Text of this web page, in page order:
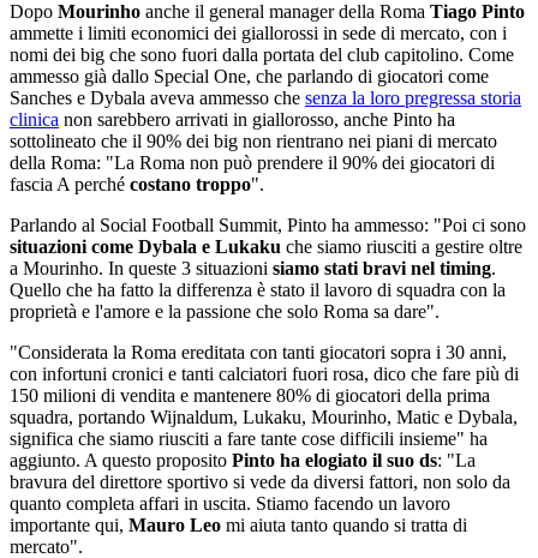
Dopo Mourinho anche il general manager della Roma Tiago Pinto
ammette i limiti economici dei giallorossi in sede di mercato, con i
nomi dei big che sono fuori dalla portata del club capitolino. Come
ammesso già dallo Special One, che parlando di giocatori come
Sanches e Dybala aveva ammesso che senza la loro pregressa storia
clinica non sarebbero arrivati in giallorosso, anche Pinto ha
sottolineato che il 90% dei big non rientrano nei piani di mercato
della Roma: "La Roma non può prendere il 90% dei giocatori di
fascia A perché costano troppo".
Parlando al Social Football Summit, Pinto ha ammesso: "Poi ci sono
situazioni come Dybala e Lukaku che siamo riusciti a gestire oltre
a Mourinho. In queste 3 situazioni siamo stati bravi nel timing.
Quello che ha fatto la differenza è stato il lavoro di squadra con la
proprietà e l'amore e la passione che solo Roma sa dare".
"Considerata la Roma ereditata con tanti giocatori sopra i 30 anni,
con infortuni cronici e tanti calciatori fuori rosa, dico che fare più di
150 milioni di vendita e mantenere 80% di giocatori della prima
squadra, portando Wijnaldum, Lukaku, Mourinho, Matic e Dybala,
significa che siamo riusciti a fare tante cose difficili insieme" ha
aggiunto. A questo proposito Pinto ha elogiato il suo ds: "La
bravura del direttore sportivo si vede da diversi fattori, non solo da
quanto completa affari in uscita. Stiamo facendo un lavoro
importante qui, Mauro Leo mi aiuta tanto quando si tratta di
mercato".